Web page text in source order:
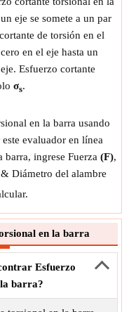
eje se somete a un par
de torsión en el
en el eje hasta un
Esfuerzo cortante
σs.
en la barra usando
evaluador en línea
barra, ingrese Fuerza (F),
& Diámetro del alambre
en la barra
Esfuerzo
barra?